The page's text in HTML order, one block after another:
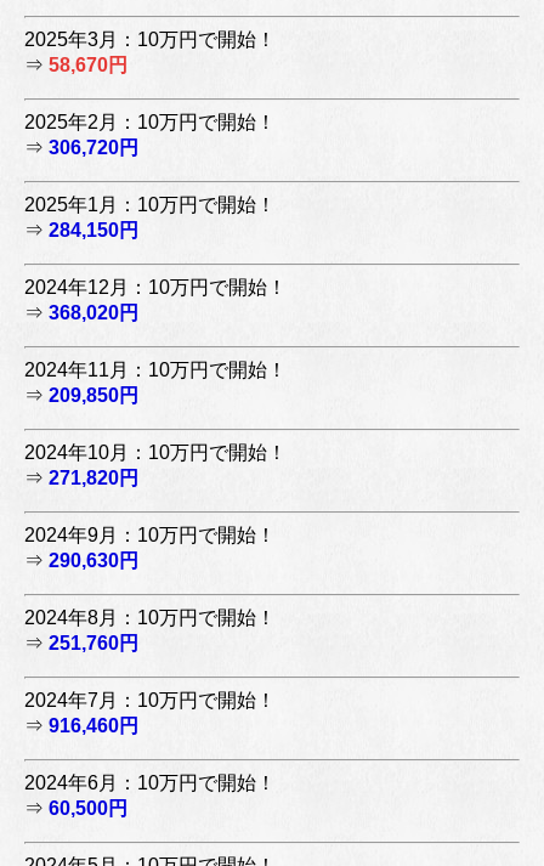
2025年3月：10万円で開始！
⇒ 58,670円
2025年2月：10万円で開始！
⇒ 306,720円
2025年1月：10万円で開始！
⇒ 284,150円
2024年12月：10万円で開始！
⇒ 368,020円
2024年11月：10万円で開始！
⇒ 209,850円
2024年10月：10万円で開始！
⇒ 271,820円
2024年9月：10万円で開始！
⇒ 290,630円
2024年8月：10万円で開始！
⇒ 251,760円
2024年7月：10万円で開始！
⇒ 916,460円
2024年6月：10万円で開始！
⇒ 60,500円